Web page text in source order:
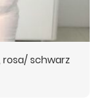
rosa/ schwarz